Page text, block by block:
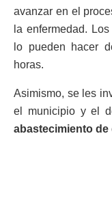
avanzar en el
la enfermedad.
lo pueden hacer
horas.
Asimismo, se les
el municipio y el
abastecimiento de